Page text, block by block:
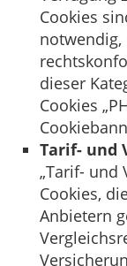
Cookies
notwendig,
dieser
Cookies
Tarif- und
„Tarif- und
Cookies,
Anbietern